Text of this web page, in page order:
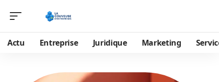
Actu Entreprise Juridique Marketing